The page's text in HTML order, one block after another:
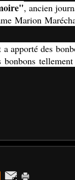
, ancien
Marion
apporté des